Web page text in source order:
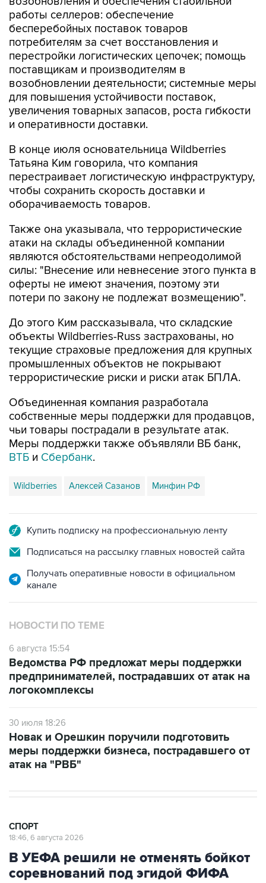
работы селлеров: обеспечение
бесперебойных поставок товаров
потребителям за счет восстановления и
перестройки логистических цепочек; помощь
поставщикам и производителям в
возобновлении деятельности; системные меры
для повышения устойчивости поставок,
увеличения товарных запасов, роста гибкости
и оперативности доставки.
В конце июля основательница Wildberries
Татьяна Ким говорила, что компания
перестраивает логистическую инфраструктуру,
чтобы сохранить скорость доставки и
оборачиваемость товаров.
Также она указывала, что террористические
атаки на склады объединенной компании
являются обстоятельствами непреодолимой
силы: "Внесение или невнесение этого пункта в
оферты не имеют значения, поэтому эти
потери по закону не подлежат возмещению".
До этого Ким рассказывала, что складские
объекты Wildberries-Russ застрахованы, но
текущие страховые предложения для крупных
промышленных объектов не покрывают
террористические риски и риски атак БПЛА.
Объединенная компания разработала
собственные меры поддержки для продавцов,
чьи товары пострадали в результате атак.
Меры поддержки также объявляли ВБ банк,
ВТБ и Сбербанк.
Wildberries Алексей Сазанов Минфин РФ
Купить подписку на профессиональную ленту
Подписаться на рассылку главных новостей сайта
Получать оперативные новости в официальном
канале
НОВОСТИ ПО ТЕМЕ
6 августа 15:54
Ведомства РФ предложат меры поддержки
предпринимателей, пострадавших от атак на
логокомплексы
30 июля 18:26
Новак и Орешкин поручили подготовить
меры поддержки бизнеса, пострадавшего от
атак на "РВБ"
СПОРТ
18:46, 6 августа 2026
В УЕФА решили не отменять бойкот
соревнований под эгидой ФИФА